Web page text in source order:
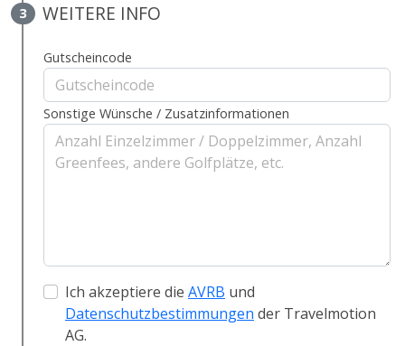
3 WEITERE INFO
Gutscheincode
Sonstige Wünsche / Zusatzinformationen
Ich akzeptiere die AVRB und
Datenschutzbestimmungen der Travelmotion
AG.